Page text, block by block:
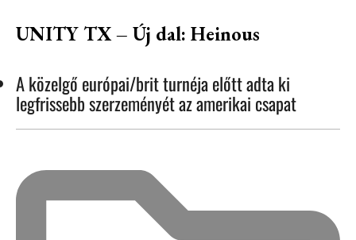
UNITY TX – Új dal: Heinous
A közelgő európai/brit turnéja előtt adta ki
legfrissebb szerzeményét az amerikai csapat